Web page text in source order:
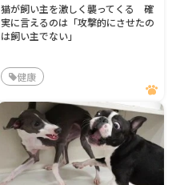
猫が飼い主を激しく襲ってくる 確
実に言えるのは「攻撃的にさせたの
は飼い主でない」
健康